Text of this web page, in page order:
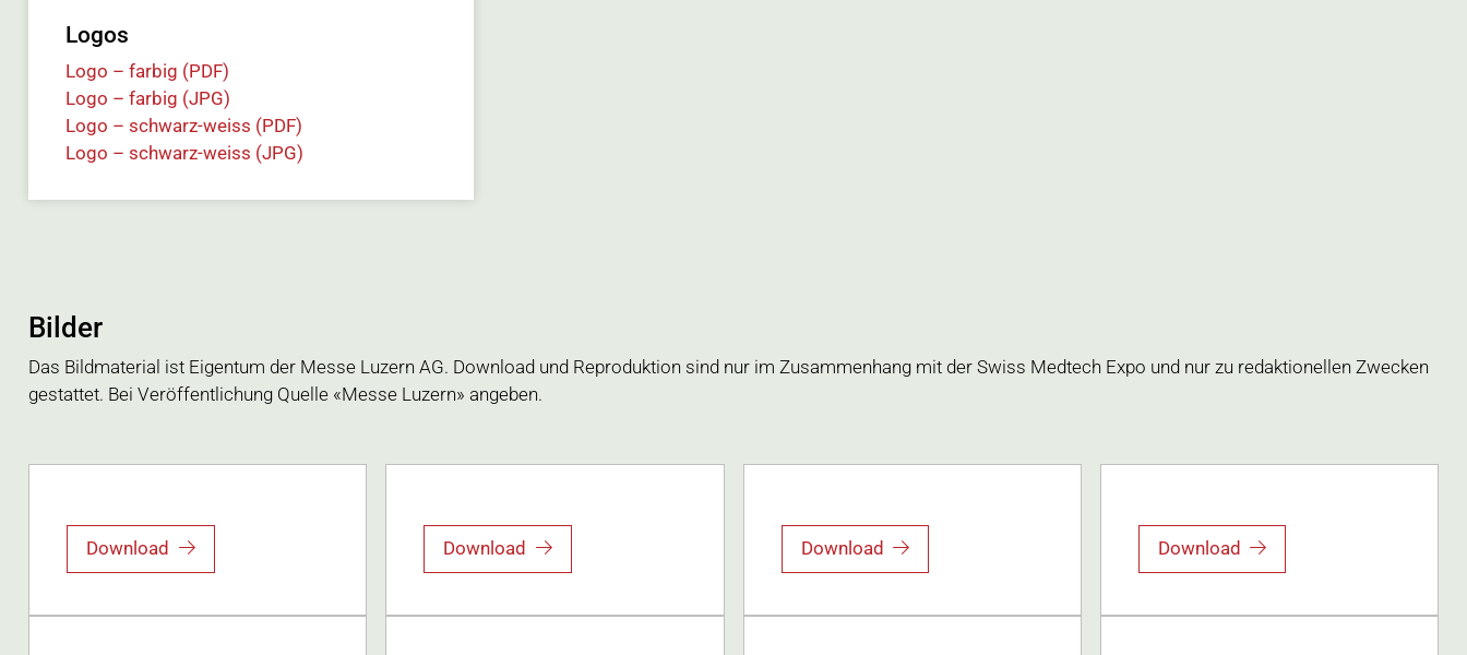
Logos
Logo – farbig (PDF)
Logo – farbig (JPG)
Logo – schwarz-weiss (PDF)
Logo – schwarz-weiss (JPG)
Bilder
Das Bildmaterial ist Eigentum der Messe Luzern AG. Download und Reproduktion sind nur im Zusammenhang mit der Swiss Medtech Expo und nur zu redaktionellen Zwecken
gestattet. Bei Veröffentlichung Quelle «Messe Luzern» angeben.
Download Download Download Download